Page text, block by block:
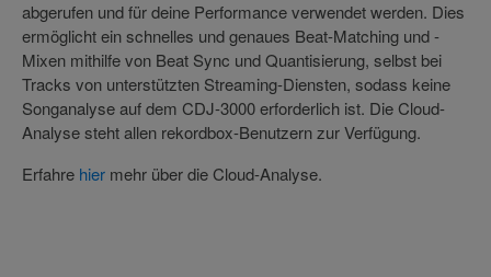
abgerufen und für deine Performance verwendet werden. Dies
ermöglicht ein schnelles und genaues Beat-Matching und -
Mixen mithilfe von Beat Sync und Quantisierung, selbst bei
Tracks von unterstützten Streaming-Diensten, sodass keine
Songanalyse auf dem CDJ-3000 erforderlich ist. Die Cloud-
Analyse steht allen rekordbox-Benutzern zur Verfügung.
Erfahre hier mehr über die Cloud-Analyse.